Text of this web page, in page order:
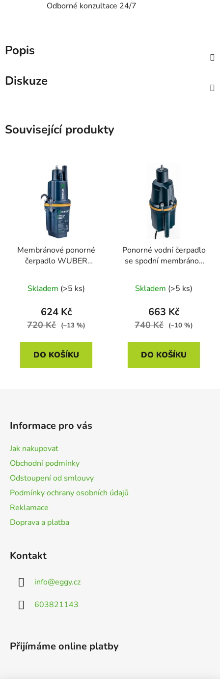
Odborné konzultace 24/7
Popis
Diskuze
Související produkty
Membránové ponorné
čerpadlo WUBER
Skladem (>5 ks)
624 Kč
720 Kč (–13 %)
DO KOŠÍKU
Ponorné vodní čerpadlo
se spodní membránou
Skladem (>5 ks)
663 Kč
740 Kč (–10 %)
DO KOŠÍKU
Informace pro vás
Jak nakupovat
Obchodní podmínky
Odstoupení od smlouvy
Podmínky ochrany osobních údajů
Reklamace
Doprava a platba
Kontakt
info@eggy.cz
603821143
Přijímáme online platby